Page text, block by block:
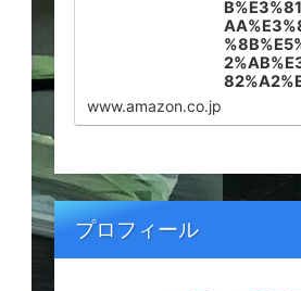
www.amazon.co.jp
プロフィール